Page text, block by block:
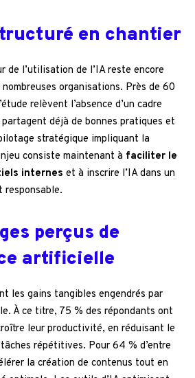
en chantier
de l’utilisation de l’IA reste encore
organisations. Près de 60
relèvent l’absence d’un cadre
déjà de bonnes pratiques et
stratégique impliquant la
consiste maintenant à faciliter le
internes et à inscrire l’IA dans un
responsable.
perçus de
artificielle
les gains tangibles engendrés par
À ce titre, 75 % des répondants ont
leur productivité, en réduisant le
répétitives. Pour 64 % d’entre
la création de contenus tout en